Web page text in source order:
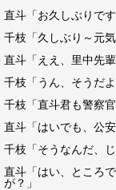
直斗「お久しぶりです
千枝「久しぶり～元気
直斗「ええ、里中先
千枝「うん、そうだ
千枝「直斗君も警察官
直斗「はいでも、公安
千枝「そうなんだ、
直斗「はい、ところ
が？」